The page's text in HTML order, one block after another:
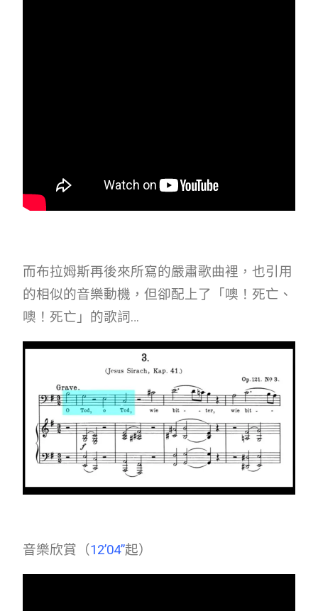
而布拉姆斯再後來所寫的嚴肅歌曲裡，也引用
的相似的音樂動機，但卻配上了「噢！死亡、
噢！死亡」的歌詞…
音樂欣賞（12’04”起）